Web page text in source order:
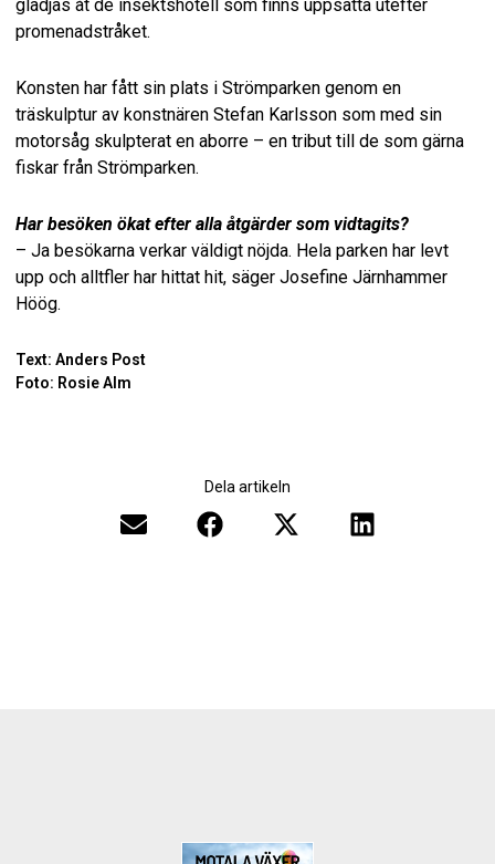
glädjas åt de insektshotell som finns uppsatta utefter
promenadstråket.
Konsten har fått sin plats i Strömparken genom en
träskulptur av konstnären Stefan Karlsson som med sin
motorsåg skulpterat en aborre – en tribut till de som gärna
fiskar från Strömparken.
Har besöken ökat efter alla åtgärder som vidtagits?
– Ja besökarna verkar väldigt nöjda. Hela parken har levt
upp och alltfler har hittat hit, säger Josefine Järnhammer
Höög.
Text: Anders Post
Foto: Rosie Alm
Dela artikeln